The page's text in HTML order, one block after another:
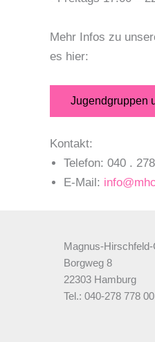
Mehr Infos zu
es hier:
Jugendgruppen
Kontakt:
Telefon: 040 .
E-Mail:
Magnus-
Borgweg 8
22303 Hamburg
Tel.: 040-278 778 00